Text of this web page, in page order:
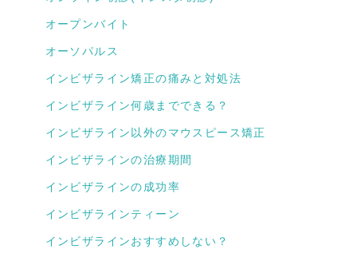
オープンバイト
オーソパルス
インビザライン矯正の痛みと対処法
インビザライン何歳までできる？
インビザライン以外のマウスピース矯正
インビザラインの治療期間
インビザラインの成功率
インビザラインティーン
インビザラインおすすめしない？